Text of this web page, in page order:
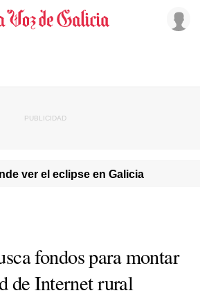
ver el eclipse en Galicia
fondos para montar
de Internet rural